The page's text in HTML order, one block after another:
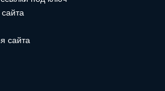
сайта